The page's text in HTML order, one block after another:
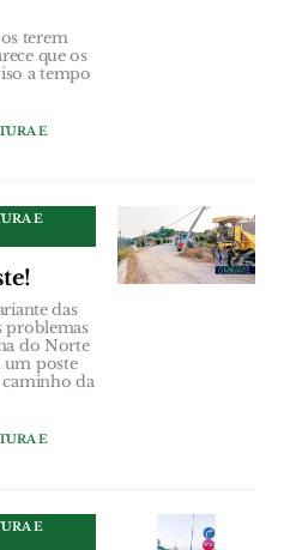
terem
que os
a tempo
E
E
das
problemas
do Norte
um poste
caminho da
E
E